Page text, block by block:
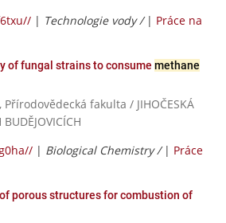
| Technologie vody / | Práce na
of fungal strains to consume methane
fakulta / JIHOČESKÁ
| Biological Chemistry / | Práce
porous structures for combustion of